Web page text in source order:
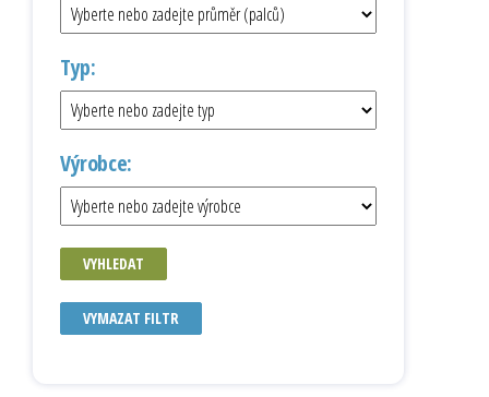
Typ:
Výrobce:
VYHLEDAT
VYMAZAT FILTR